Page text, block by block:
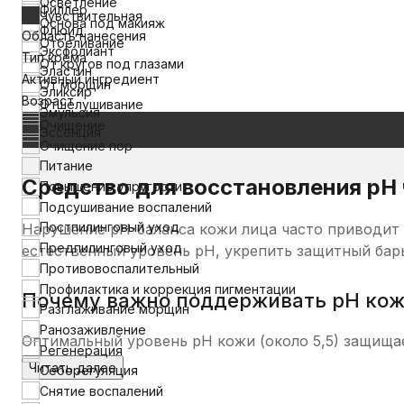
Филлер
Флюид
Эксфолиант
Эластин
Эликсир
Эмульсия
Эссенция
Основа под макияж
Отбеливание
От кругов под глазами
От морщин
Отшелушивание
Очищение
Очищение пор
Питание
Повышение упругости
Подсушивание воспалений
Постпилинговый уход
Предпилинговый уход
Противовоспалительный
Профилактика и коррекция пигментации
Разглаживание морщин
Ранозаживление
Регенерация
Себорегуляция
Снятие воспалений
Чувствительная
Область нанесения
Тип крема
Активный ингредиент
Возраст
Средство для восстановления
Нарушение pH-баланса кожи лица часто
естественный уровень pH, укрепить защитный
Почему важно поддерживать pH
Оптимальный уровень pH кожи (около 5,5)
нарушается, и кожа становится уязвимой.
Читать далее